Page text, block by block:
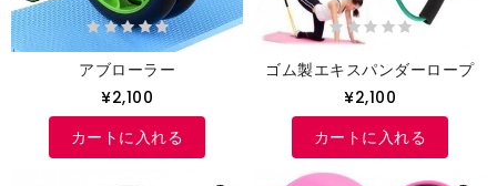
アブローラー
¥2,100
カートに入れる
ゴム製エキスパンダーロープ
¥2,100
カートに入れる